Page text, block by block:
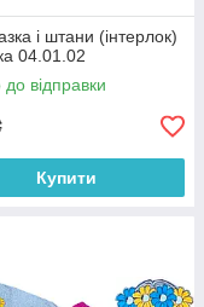
України.
і штани (інтерлок)
04.01.02
до відправки
Купити